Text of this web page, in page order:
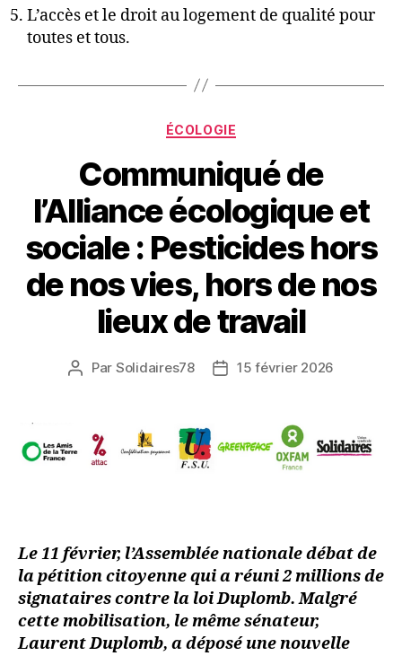
L’accès et le droit au logement de qualité pour
toutes et tous.
Catégories
ÉCOLOGIE
Communiqué de
l’Alliance écologique et
sociale : Pesticides hors
de nos vies, hors de nos
lieux de travail
Auteur
Par Solidaires78
Date15 février 2026
Le 11 février, l’Assemblée nationale débat de
la pétition citoyenne qui a réuni 2 millions de
signataires contre la loi Duplomb. Malgré
cette mobilisation, le même sénateur,
Laurent Duplomb, a déposé une nouvelle